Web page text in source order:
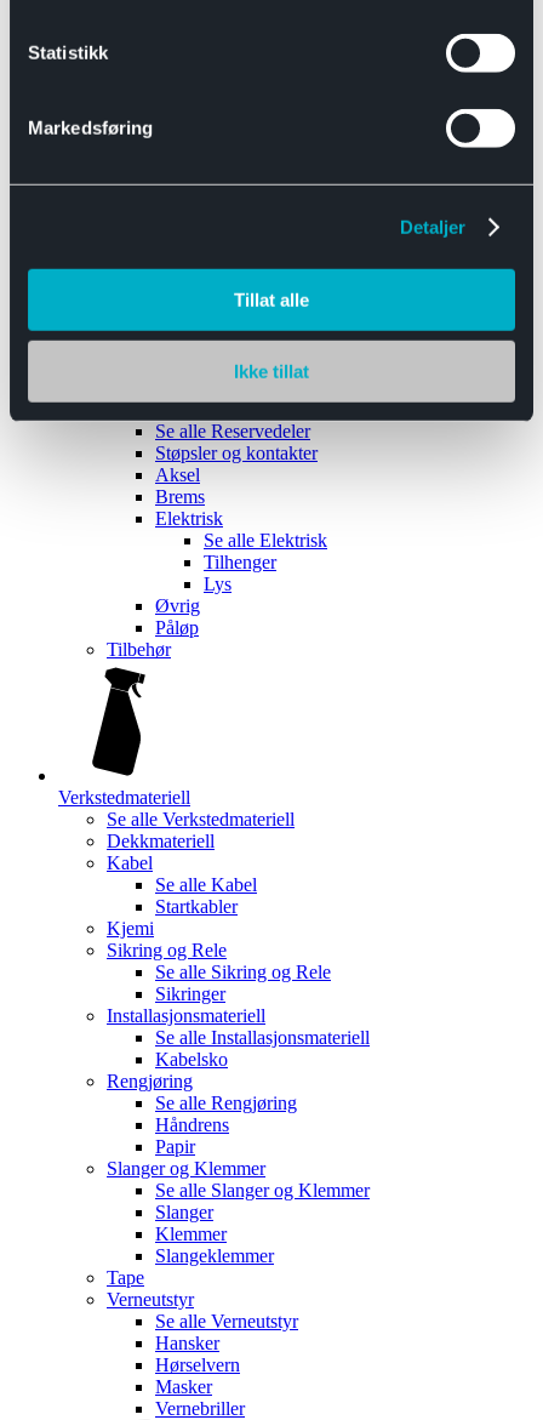
Statistikk
Markedsføring
Detaljer
Tillat alle
Ikke tillat
Båthengere
Reservedeler
Se alle Reservedeler
Støpsler og kontakter
Aksel
Brems
Elektrisk
Se alle Elektrisk
Tilhenger
Lys
Øvrig
Påløp
Tilbehør
Verkstedmateriell
Se alle Verkstedmateriell
Dekkmateriell
Kabel
Se alle Kabel
Startkabler
Kjemi
Sikring og Rele
Se alle Sikring og Rele
Sikringer
Installasjonsmateriell
Se alle Installasjonsmateriell
Kabelsko
Rengjøring
Se alle Rengjøring
Håndrens
Papir
Slanger og Klemmer
Se alle Slanger og Klemmer
Slanger
Klemmer
Slangeklemmer
Tape
Verneutstyr
Se alle Verneutstyr
Hansker
Hørselvern
Masker
Vernebriller